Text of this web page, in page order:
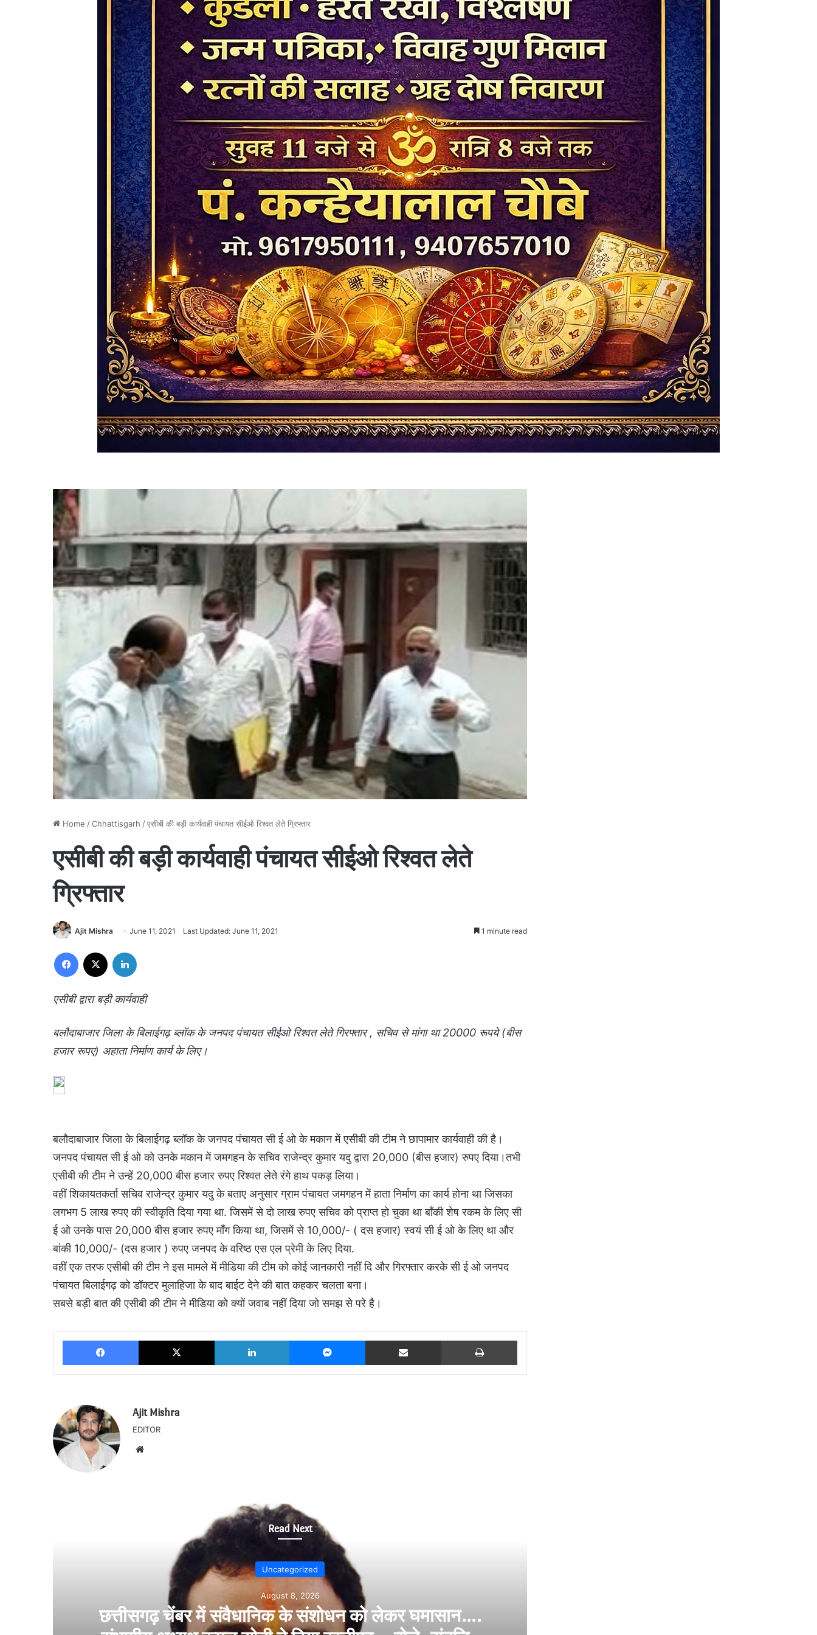
Home /Chhattisgarh /एसीबी की बड़ी कार्यवाही पंचायत सीईओ रिश्वत लेते ग्रिफ्तार
एसीबी की बड़ी कार्यवाही पंचायत सीईओ रिश्वत लेते
ग्रिफ्तार
Ajit Mishra June 11, 2021 Last Updated: June 11, 2021 1 minute read
Facebook
एसीबी द्वारा बड़ी कार्यवाही
बलौदाबाजार जिला के बिलाईगढ़ ब्लॉक के जनपद पंचायत सीईओ रिश्वत लेते गिरफ्तार , सचिव से मांगा था 20000 रूपये (बीस
हजार रूपए) अहाता निर्माण कार्य के लिए।
बलौदाबाजार जिला के बिलाईगढ़ ब्लॉक के जनपद पंचायत सी ई ओ के मकान में एसीबी की टीम ने छापामार कार्यवाही की है।
जनपद पंचायत सी ई ओ को उनके मकान में जमगहन के सचिव राजेन्द्र कुमार यदु द्वारा 20,000 (बीस हजार) रुपए दिया।तभी
एसीबी की टीम ने उन्हें 20,000 बीस हजार रुपए रिश्वत लेते रंगे हाथ पकड़ लिया।
वहीं शिकायतकर्ता सचिव राजेन्द्र कुमार यदु के बताए अनुसार ग्राम पंचायत जमगहन में हाता निर्माण का कार्य होना था जिसका
लगभग 5 लाख रुपए की स्वीकृति दिया गया था. जिसमें से दो लाख रुपए सचिव को प्राप्त हो चुका था बाँकी शेष रकम के लिए सी
ई ओ उनके पास 20,000 बीस हजार रुपए माँग किया था, जिसमें से 10,000/- ( दस हजार) स्वयं सी ई ओ के लिए था और
बांकी 10,000/- (दस हजार ) रुपए जनपद के वरिष्ठ एस एल प्रेमी के लिए दिया.
वहीं एक तरफ एसीबी की टीम ने इस मामले में मीडिया की टीम को कोई जानकारी नहीं दि और गिरफ्तार करके सी ई ओ जनपद
पंचायत बिलाईगढ़ को डॉक्टर मुलाहिजा के बाद बाईट देने की बात कहकर चलता बना।
सबसे बड़ी बात की एसीबी की टीम ने मीडिया को क्यों जवाब नहीं दिया जो समझ से परे है।
Facebook X LinkedIn Messenger Share via Email Print
Ajit Mishra
EDITOR
Read Next
को लेकर घमासान….
समाज को भ्रमित करने वाले नैरेटिव से रहें सचेत…..कल्चरल